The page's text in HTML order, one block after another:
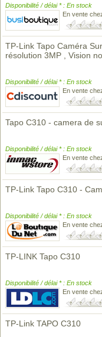
Disponibilité / délai * : En stock
En vente
TP-Link Tapo Caméra
résolution 3MP , Vision
Disponibilité / délai * : En stock
En vente
Tapo C310 - camera de
Disponibilité / délai * : En stock
En vente
TP-Link Tapo C310 -
Disponibilité / délai * : En stock
En vente
TP-LINK Tapo C310
Disponibilité / délai * : En stock
En vente
TP-Link TAPO C310